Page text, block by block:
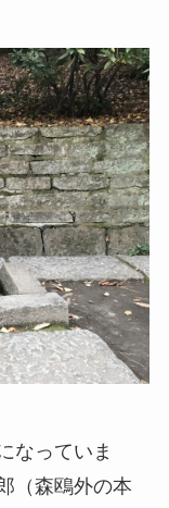
なっていま
（森鴎外の本